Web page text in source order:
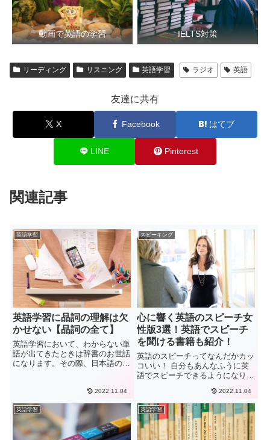
動画で英語の学習 IELTS対策
リーディング リスニング 英語学習 ラジオ 英語
友達に共有
X Facebook はてブ
LINE Pinterest
関連記事
英語学習
英語学習に品詞の理解は欠
かせない【品詞の全て】
英語学習において、わからない単
語が出てきたときは辞書のお世話
になります。その際、日本語の意
しょうか。英語に限らず、単語に
は名詞や動詞といった「品詞」と
いうものがあります。品詞を意
2022.11.04
スピーキング
心に響く英語のスピーチ女
性版3選！英語でスピーチ
を聞ける書籍も紹介！
英語のスピーチってなんだかカッ
コいい！ 自分もあんなふうに英
語でスピーチできるようになりた
がある人ならだれでもこのように
一度は思ったことがあるのではな
いでしょうか。この記事では、英
語のスピーチを「自身のスピー
チ...
2022.11.04
英語学習 英語学習